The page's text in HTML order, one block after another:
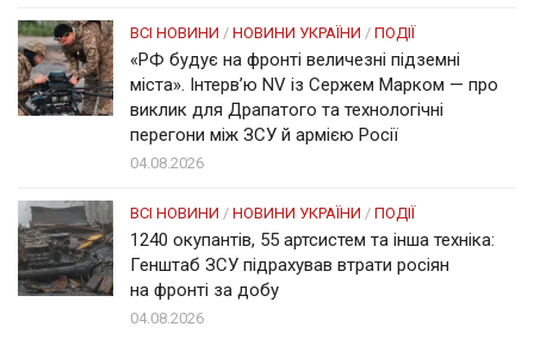
ВСІ НОВИНИ / НОВИНИ УКРАЇНИ / ПОДІЇ
«РФ будує на фронті величезні підземні
міста». Інтерв’ю NV із Сержем Марком — про
виклик для Драпатого та технологічні
перегони між ЗСУ й армією Росії
04.08.2026
ВСІ НОВИНИ / НОВИНИ УКРАЇНИ / ПОДІЇ
1240 окупантів, 55 артсистем та інша техніка:
Генштаб ЗСУ підрахував втрати росіян
на фронті за добу
04.08.2026